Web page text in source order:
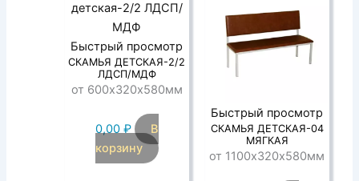
Быстрый просмотр
СКАМЬЯ ДЕТСКАЯ-2/2
ЛДСП/МДФ
от 600х320х580мм
0,00 ₽
В
корзину
Быстрый просмотр
СКАМЬЯ ДЕТСКАЯ-04
МЯГКАЯ
от 1100х320х580мм